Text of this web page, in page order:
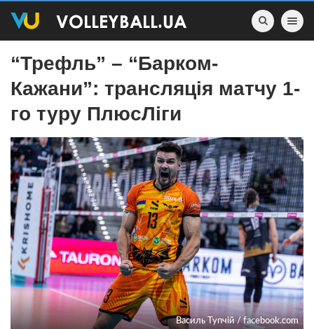
Toggle
“Трефль” – “Барком-
Кажани”: трансляція матчу 1-
го туру ПлюсЛіги
Василь Тупчій / facebook.com